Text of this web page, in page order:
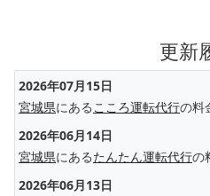
更新
2026年07月15日
宮城県にある こころ運転代行の料
2026年06月14日
宮城県にあるたんたん運転代行の
2026年06月13日